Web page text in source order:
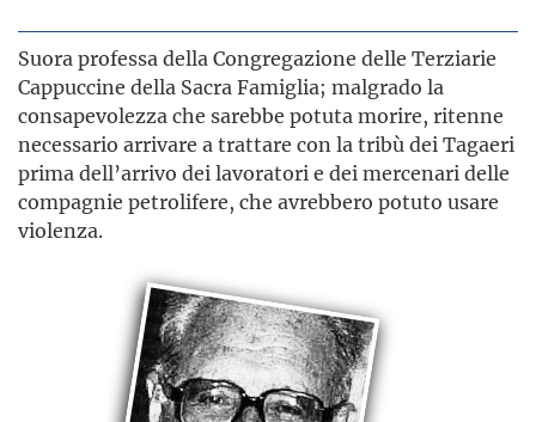
Suora professa della Congregazione delle Terziarie
Cappuccine della Sacra Famiglia; malgrado la
consapevolezza che sarebbe potuta morire, ritenne
necessario arrivare a trattare con la tribù dei Tagaeri
prima dell’arrivo dei lavoratori e dei mercenari delle
compagnie petrolifere, che avrebbero potuto usare
violenza.